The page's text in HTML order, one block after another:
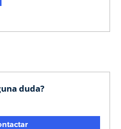
duda?